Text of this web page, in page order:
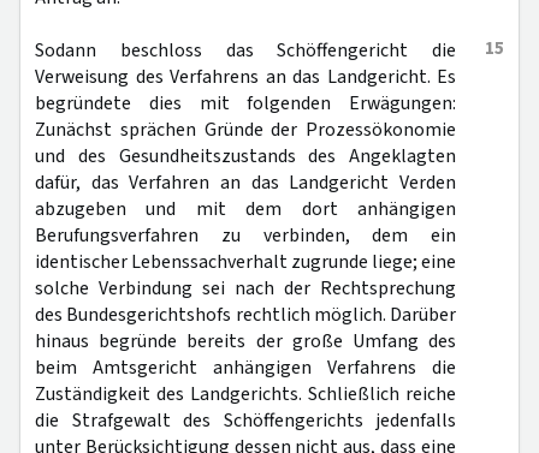
15
Sodann beschloss das Schöffengericht die
Verweisung des Verfahrens an das Landgericht. Es
begründete dies mit folgenden Erwägungen:
Zunächst sprächen Gründe der Prozessökonomie
und des Gesundheitszustands des Angeklagten
dafür, das Verfahren an das Landgericht Verden
abzugeben und mit dem dort anhängigen
Berufungsverfahren zu verbinden, dem ein
identischer Lebenssachverhalt zugrunde liege; eine
solche Verbindung sei nach der Rechtsprechung
des Bundesgerichtshofs rechtlich möglich. Darüber
hinaus begründe bereits der große Umfang des
beim Amtsgericht anhängigen Verfahrens die
Zuständigkeit des Landgerichts. Schließlich reiche
die Strafgewalt des Schöffengerichts jedenfalls
unter Berücksichtigung dessen nicht aus, dass eine